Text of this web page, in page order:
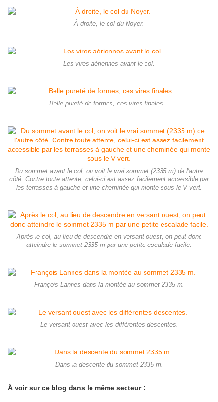
À droite, le col du Noyer.
Les vires aériennes avant le col.
Belle pureté de formes, ces vires finales...
Du sommet avant le col, on voit le vrai sommet (2335 m) de l'autre
côté. Contre toute attente, celui-ci est assez facilement accessible par
les terrasses à gauche et une cheminée qui monte sous le V vert.
Après le col, au lieu de descendre en versant ouest, on peut donc
atteindre le sommet 2335 m par une petite escalade facile.
François Lannes dans la montée au sommet 2335 m.
Le versant ouest avec les différentes descentes.
Dans la descente du sommet 2335 m.
À voir sur ce blog dans le même secteur :